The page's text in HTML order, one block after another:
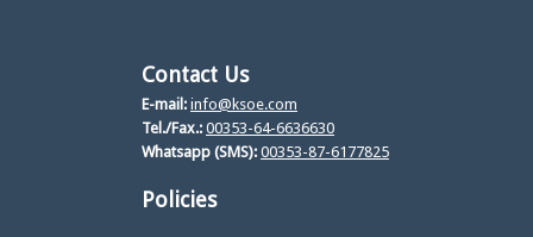
Contact Us
E-mail: info@ksoe.com
Tel./Fax.: 00353-64-6636630
Whatsapp (SMS): 00353-87-6177825
Policies